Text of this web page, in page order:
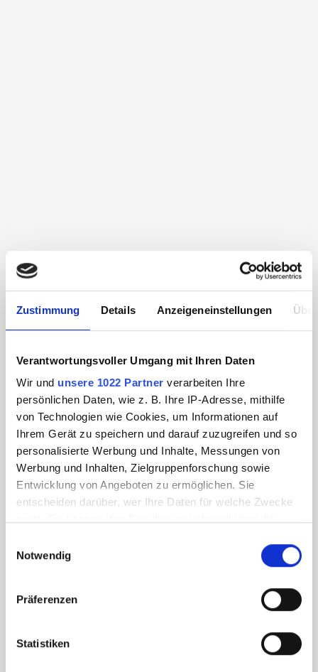
Zustimmung Details Anzeigeneinstellungen
Verantwortungsvoller Umgang mit Ihren Daten
Wir und unsere 1022 Partner verarbeiten Ihre
persönlichen Daten, wie z. B. Ihre IP-Adresse, mithilfe
von Technologien wie Cookies, um Informationen auf
Ihrem Gerät zu speichern und darauf zuzugreifen und so
personalisierte Werbung und Inhalte, Messungen von
Werbung und Inhalten, Zielgruppenforschung sowie
Entwicklung von Angeboten zu ermöglichen. Sie
entscheiden darüber, wer Ihre Daten für welche Zwecke
Trigger Symbol ändern oder widerrufen
Informationen über Ihre geografische Lage
können
Notwendig
Präferenzen
Statistiken